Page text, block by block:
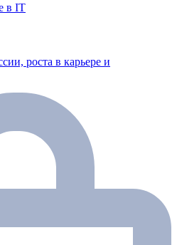
в IT
роста в карьере и